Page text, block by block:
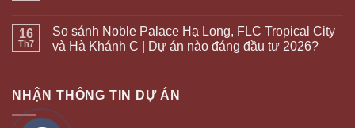
16
Th7
So sánh Noble Palace Hạ Long, FLC Tropical City
và Hà Khánh C | Dự án nào đáng đầu tư 2026?
NHẬN THÔNG TIN DỰ ÁN